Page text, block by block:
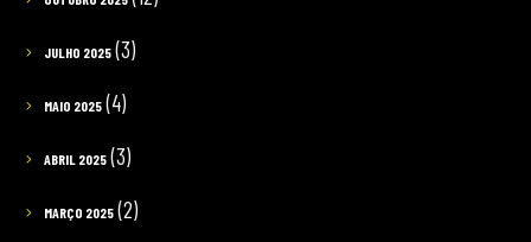
JULHO 2025(3)
MAIO 2025(4)
ABRIL 2025(3)
MARÇO 2025(2)